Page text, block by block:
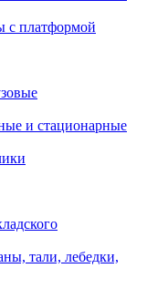
с платформой
и стационарные
тали, лебедки,